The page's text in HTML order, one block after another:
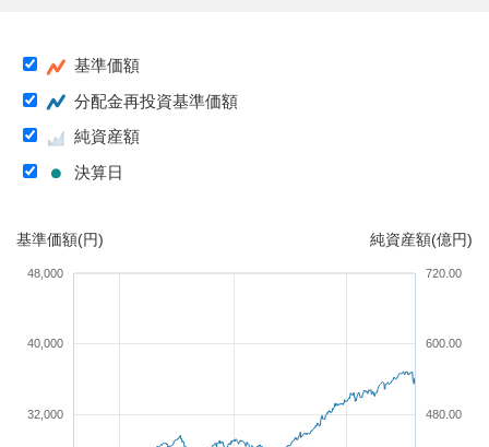
基準価額
分配金再投資基準価額
純資産額
決算日
基準価額(円) 純資産額(億円)
32,000
48,000
40,000 600.00
480.00
720.00